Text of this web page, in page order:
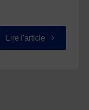
Lire l'article "BOURDIN